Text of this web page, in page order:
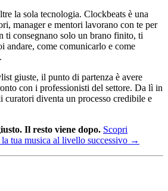
la sola tecnologia. Clockbeats è una
manager e mentori lavorano con te per
ti consegnano solo un brano finito, ti
andare, come comunicarlo e come
giuste, il punto di partenza è avere
con i professionisti del settore. Da lì in
curatori diventa un processo credibile e
Il resto viene dopo. Scopri
la tua musica al livello successivo →